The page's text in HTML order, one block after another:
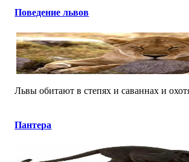
Поведение львов
Львы обитают в степях и саваннах и
Пантера